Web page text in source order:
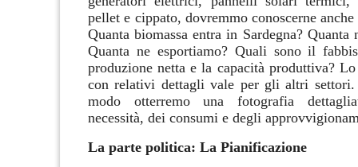
pellet e cippato, dovremmo conoscerne
Quanta biomassa entra in Sardegna? Quanta
Quanta ne esportiamo? Quali sono il
produzione netta e la capacità produttiva? Lo
con relativi dettagli vale per gli altri settori.
modo otterremo una fotografia
necessità, dei consumi e degli
La parte politica: La Pianificazione